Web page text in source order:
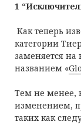
1
Как теперь
категории
заменяется на
названием «
Тем не менее,
изменением,
таких как